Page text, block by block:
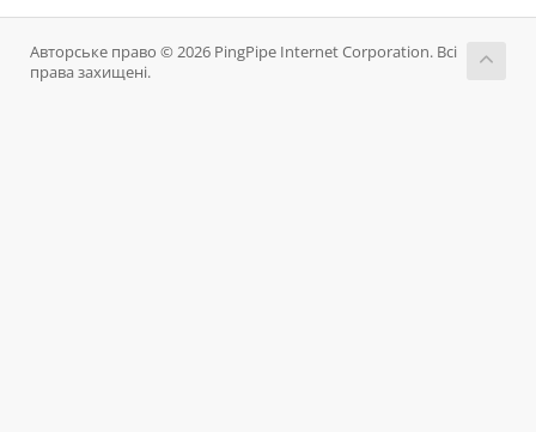
Авторське право © 2026 PingPipe Internet Corporation. Всі
права захищені.